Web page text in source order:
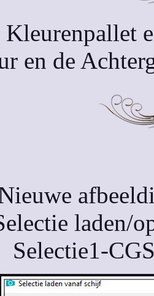
Kleurenpallet
en de
laden/
Selectie1-